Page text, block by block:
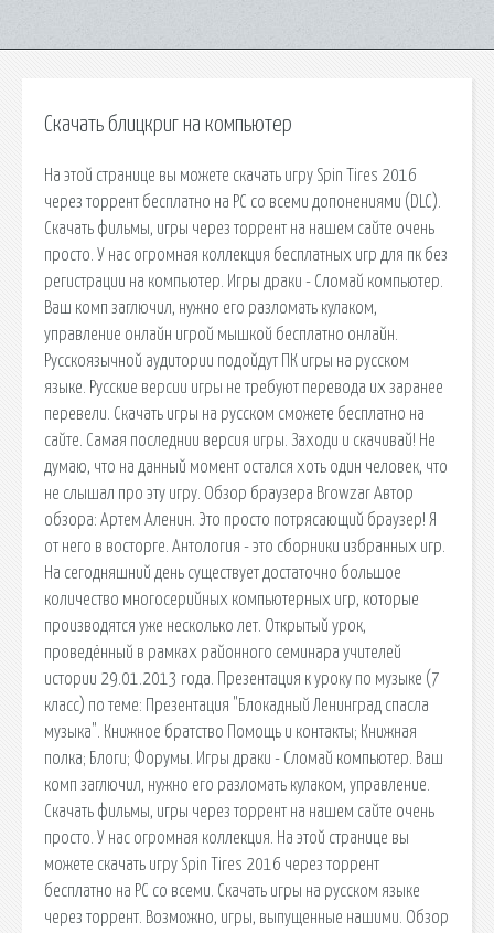
Скачать блицкриг на компьютер
На этой странице вы можете скачать игру Spin Tires 2016
через торрент бесплатно на PC со всеми допонениями (DLC).
Скачать фильмы, игры через торрент на нашем сайте очень
просто. У нас огромная коллекция бесплатных игр для пк без
регистрации на компьютер. Игры драки - Сломай компьютер.
Ваш комп заглючил, нужно его разломать кулаком,
управление онлайн игрой мышкой бесплатно онлайн.
Русскоязычной аудитории подойдут ПК игры на русском
языке. Русские версии игры не требуют перевода их заранее
перевели. Скачать игры на русском сможете бесплатно на
сайте. Самая последнии версия игры. Заходи и скачивай! Не
думаю, что на данный момент остался хоть один человек, что
не слышал про эту игру. Обзор браузера Browzar Автор
обзора: Артем Аленин. Это просто потрясающий браузер! Я
от него в восторге. Антология - это сборники избранных игр.
На сегодняшний день существует достаточно большое
количество многосерийных компьютерных игр, которые
производятся уже несколько лет. Открытый урок,
проведённый в рамках районного семинара учителей
истории 29.01.2013 года. Презентация к уроку по музыке (7
класс) по теме: Презентация "Блокадный Ленинград спасла
музыка". Книжное братство Помощь и контакты; Книжная
полка; Блоги; Форумы. Игры драки - Сломай компьютер. Ваш
комп заглючил, нужно его разломать кулаком, управление.
Скачать фильмы, игры через торрент на нашем сайте очень
просто. У нас огромная коллекция. На этой странице вы
можете скачать игру Spin Tires 2016 через торрент
бесплатно на PC со всеми. Скачать игры на русском языке
через торрент. Возможно, игры, выпущенные нашими. Обзор